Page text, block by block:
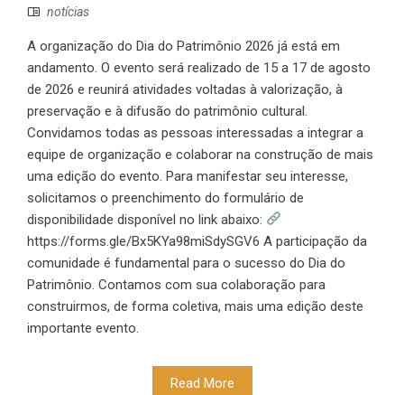
notícias
A organização do Dia do Patrimônio 2026 já está em
andamento. O evento será realizado de 15 a 17 de agosto
de 2026 e reunirá atividades voltadas à valorização, à
preservação e à difusão do patrimônio cultural.
Convidamos todas as pessoas interessadas a integrar a
equipe de organização e colaborar na construção de mais
uma edição do evento. Para manifestar seu interesse,
solicitamos o preenchimento do formulário de
disponibilidade disponível no link abaixo:
https://forms.gle/Bx5KYa98miSdySGV6 A participação da
comunidade é fundamental para o sucesso do Dia do
Patrimônio. Contamos com sua colaboração para
construirmos, de forma coletiva, mais uma edição deste
importante evento.
Read More